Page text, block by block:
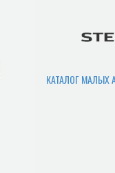
количества изделий,
производства.
7-10
самому
КАТАЛОГ МАЛЫХ